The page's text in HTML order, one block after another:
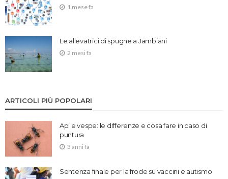
1 mese fa
Le allevatrici di spugne a Jambiani
2 mesi fa
ARTICOLI PIÙ POPOLARI
Api e vespe: le differenze e cosa fare in caso di
puntura
3 anni fa
Sentenza finale per la frode su vaccini e autismo